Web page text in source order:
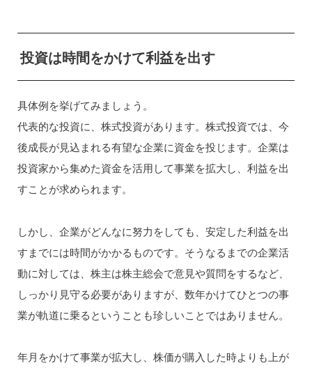
投資は時間をかけて利益を出す
具体例を挙げてみましょう。
代表的な投資に、株式投資があります。株式投資では、今
後成長が見込まれる有望な企業に資金を投じます。企業は
投資家から集めた資金を活用して事業を拡大し、利益を出
すことが求められます。
しかし、企業がどんなに努力をしても、安定した利益を出
すまでには時間がかかるものです。そうなるまでの企業活
動に対しては、株主は株主総会で意見や質問をするなど、
しっかり見守る必要がありますが、数年かけてひとつの事
業が軌道に乗るということも珍しいことではありません。
年月をかけて事業が拡大し、株価が購入した時よりも上が